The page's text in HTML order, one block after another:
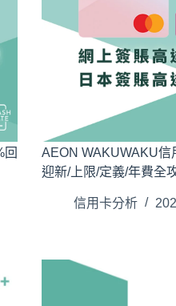
回
AEON WAKUWAKU信
迎新/上限/定義/年費全
信用卡分析